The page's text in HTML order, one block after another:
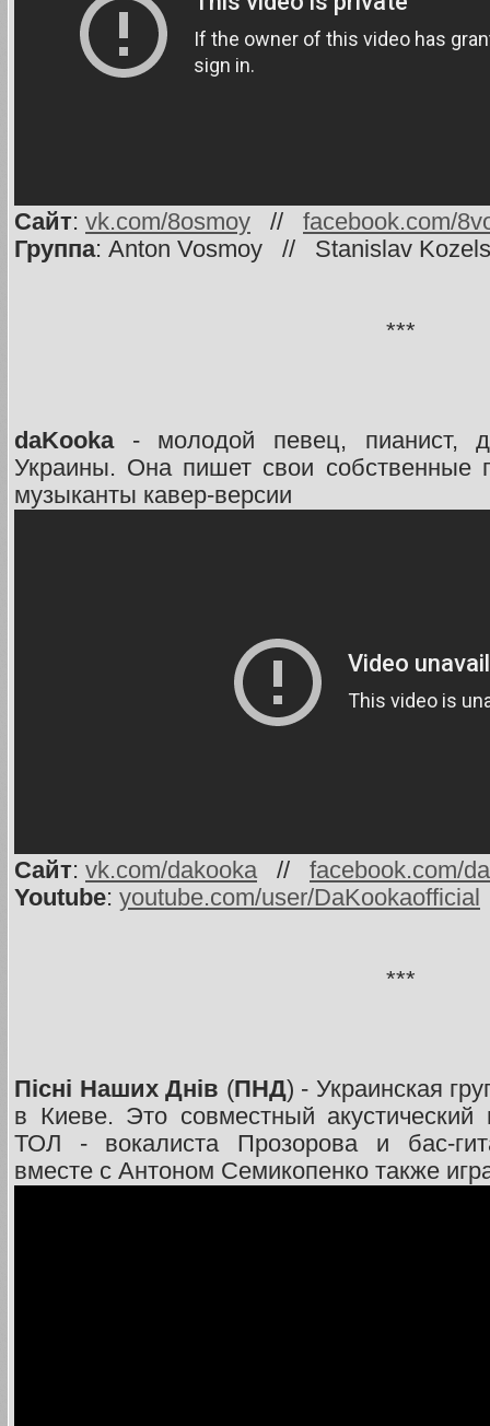
Сайт: vk.com/8osmoy // facebook.com/
Группа: Anton Vosmoy // Stanislav
***
daKooka- молодой певец, пианист,
Украины. Она пишет свои собственные
музыканты кавер-версии
Сайт: vk.com/dakooka// facebook.com/
Youtube: youtube.com/user/DaKookaofficial
***
Пісні Наших Днів (ПНД) - Украинская
в Киеве. Это совместный акустический
ТОЛ - вокалиста Прозорова и бас-
вместе с Антоном Семикопенко также